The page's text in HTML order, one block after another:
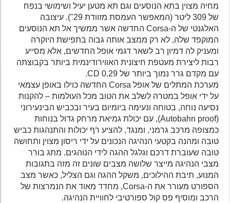
מחיה מצוין בתא הנוסעים וגם תא מטען יעיל ושימושי בנפח
של 309 ליטר (המאפשר העמסת מזוודת 29"). עיצובה
האלגנטי של ה-Corsa החדשה אשר ממשיך אל תא הנוסעים
המוקפד שלה, לא רק ממצב אותה גבוה בתפישת היוקרה
ומעניק לה דמיון רב לשאר דגמי אופל החדשים, אלא מסייע
רבות ליצירת מעטפת חיצונית האווירודינמית ביותר בקבוצתה
עם מקדם גרר נמוך ביותר של 0.29 CD.
מערכת המתלים של אופל Corsa החדשה כוילו באופן עצמאי
על ידי אופל במטרה לשלב את הטוב מכל העולמות – להקנות
נסיעה נוחה, בטוחה ונעימה ביומיום בעיר ובכביש הבינעירוני
(Autobahn proof), עם יכולת גמיאת מרחק גדול בנוחות
כמצופה מרכב גרמני, ומנגד, להציע רף יכולות והתנהגות כביש
טובה ומהנה בקטעי הנהיגה הנכונים על ידי ריסון מצוין ותחושה
טובה שעוברת דרכם וגלגל ההגה לידי הנוהגים. מתג בורר
מצבי הנהיגה מייצר שלושה מצבים שונים זה מזה בתגובות
המנוע, תיבת ההילוכים, משקל ההגה וגם הצליל, כאשר מצב
הספורט מעורר את ה-Corsa, מחדד מאוד את הנמרצות של
הרכב ומוסיף פס קול ספורטיבי לחוויית הנהיגה.